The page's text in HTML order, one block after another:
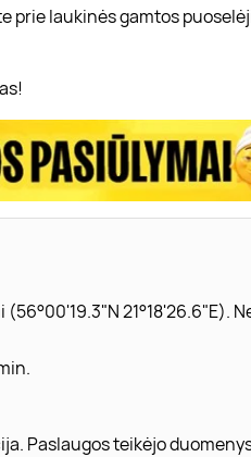
prie laukinės gamtos
(56°00'19.3"N
Paslaugos teikėjo